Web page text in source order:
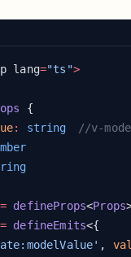
lang="ts" >
:
string
= defineProps<Props
= defineEmits
, val